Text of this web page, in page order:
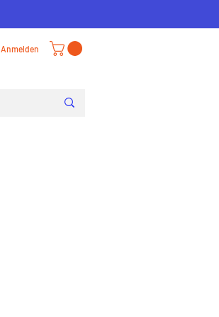
Anmelden